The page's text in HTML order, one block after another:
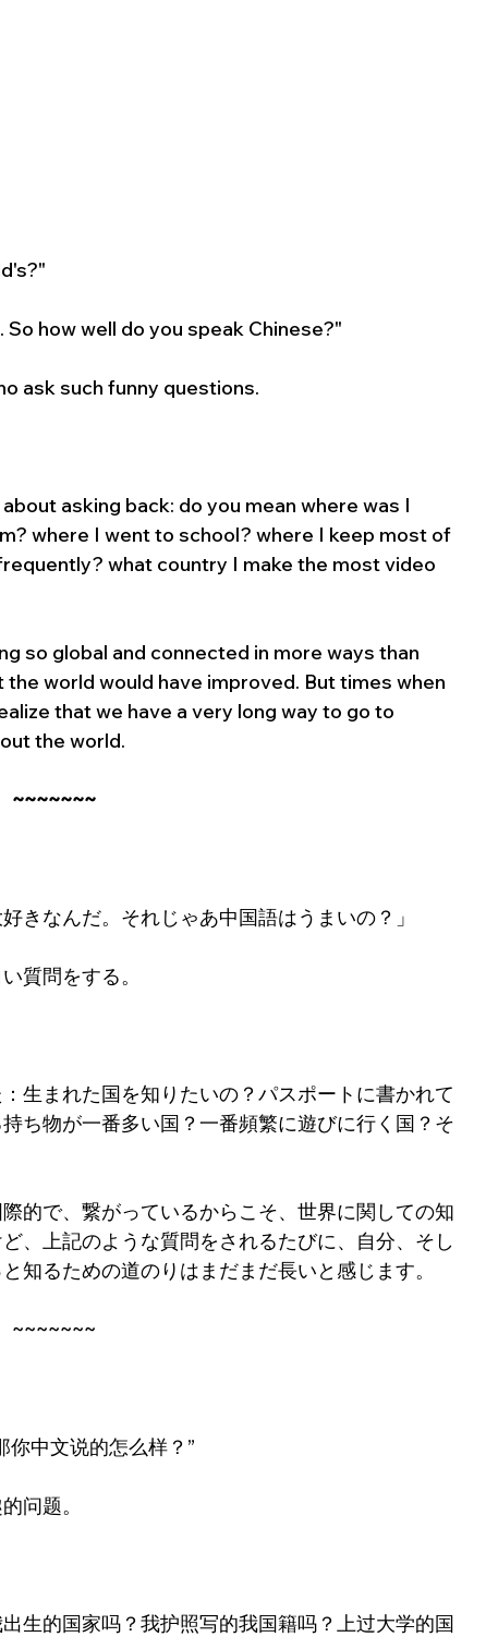
how well do you speak Chinese?"
ask such funny questions.
asking back: do you mean where was I
where I went to school? where I keep most of
what country I make the most video
so global and connected in more ways than
world would have improved. But times when
that we have a very long way to go to
the world.
~~~~~~~
きなんだ。それじゃあ中国語はうまいの？」
質問をする。
生まれた国を知りたいの？パスポートに書かれて
ち物が一番多い国？一番頻繁に遊びに行く国？そ
的で、繋がっているからこそ、世界に関しての知
、上記のような質問をされるたびに、自分、そし
知るための道のりはまだまだ長いと感じます。
~~~~~~~
你中文说的怎么样？”
问题。
生的国家吗？我护照写的我国籍吗？上过大学的国